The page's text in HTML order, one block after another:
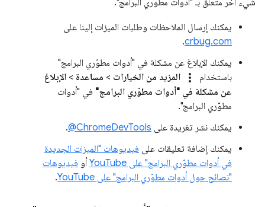
شيء آخر متعلّق بـ "أدوات مطوّري البرامج".
يمكنك إرسال الملاحظات وطلبات الميزات إلينا على
crbug.com
.
يمكنك الإبلاغ عن مشكلة في "أدوات مطوّري البرامج"
باستخدام
more_vert المزيد من الخيارات > مساعدة > الإبلاغ
عن مشكلة في "أدوات مطوّري البرامج" في "أدوات
مطوّري البرامج".
يمكنك نشر تغريدة على ‎@ChromeDevTools
.
يمكنك إضافة تعليقات على فيديوهات "الميزات الجديدة
في أدوات مطوّري البرامج" على YouTube
أو فيديوهات
"نصائح حول أدوات مطوّري البرامج" على YouTube
.